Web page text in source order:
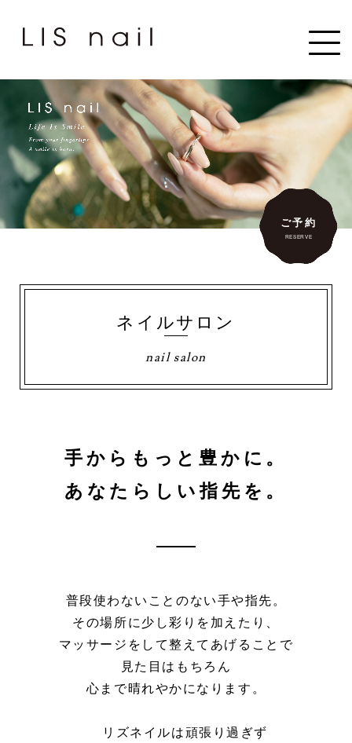
ご予約
RESERVE
ネイルサロン
nail salon
手からもっと豊かに。
あなたらしい指先を。
普段使わないことのない手や指先。
その場所に少し彩りを加えたり、
マッサージをして整えてあげることで
見た目はもちろん
心まで晴れやかになります。
リズネイルは頑張り過ぎず